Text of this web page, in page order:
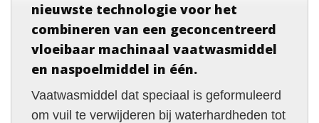
nieuwste technologie voor het
combineren van een geconcentreerd
vloeibaar machinaal vaatwasmiddel
en naspoelmiddel in één.
Vaatwasmiddel dat speciaal is geformuleerd
om vuil te verwijderen bij waterhardheden tot